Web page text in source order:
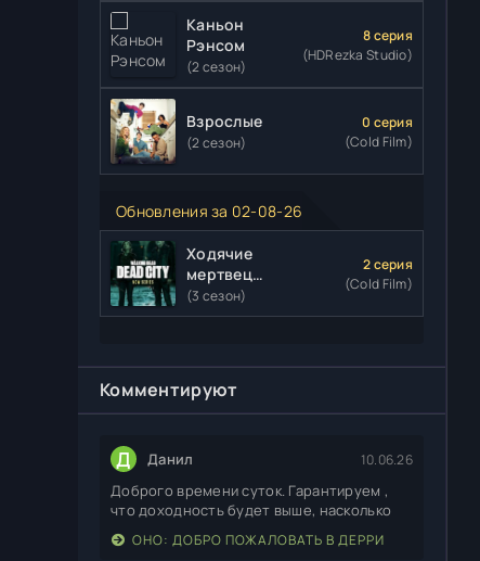
Каньон
Рэнсом
(2 сезон)
8 серия
(HDRezka Studio)
Взрослые
(2 сезон)
0 серия
(Cold Film)
Обновления за 02-08-26
Ходячие
мертвецы:
Мертвый
город
(3 сезон)
2 серия
(Cold Film)
Комментируют
Д Данил 10.06.26
Доброго времени суток. Гарантируем ,
что доходность будет выше, насколько
ОНО: ДОБРО ПОЖАЛОВАТЬ В ДЕРРИ